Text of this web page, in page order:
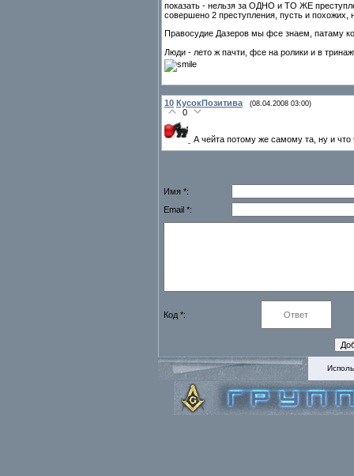
показать - нельзя за ОДНО и ТО ЖЕ
совершено 2 преступления, пусть и
Правосудие Дазеров мы фсе знаем, патаму
Люди - лето ж пачти, фсе на ролики и в
10 КусокПозитива (08.04.2008 03:00)
0
А чейта потому же самому та, ну и что
Имя *:
Email *:
Код *: